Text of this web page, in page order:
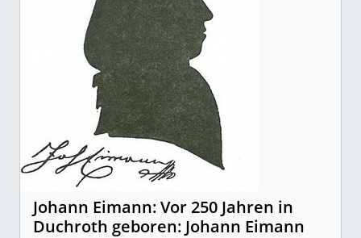
Johann Eimann: Vor 250 Jahren in
Duchroth geboren: Johann Eimann